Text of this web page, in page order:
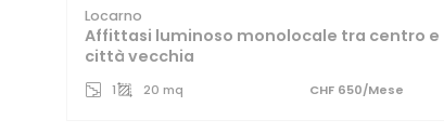
Locarno
Affittasi luminoso monolocale tra centro e
città vecchia
1 20 mq CHF 650/Mese